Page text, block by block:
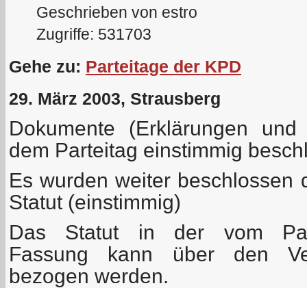
Geschrieben von estro
Zugriffe: 531703
Gehe zu: Parteitage der KPD
29. März 2003, Strausberg
Dokumente (Erklärungen
dem Parteitag einstimmig
Es wurden weiter beschlossen
Statut (einstimmig)
Das Statut in der vom
Fassung kann über den
bezogen werden.